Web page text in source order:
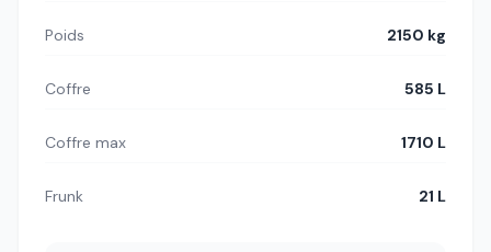
Poids 2150 kg
Coffre 585 L
Coffre max 1710 L
Frunk 21 L